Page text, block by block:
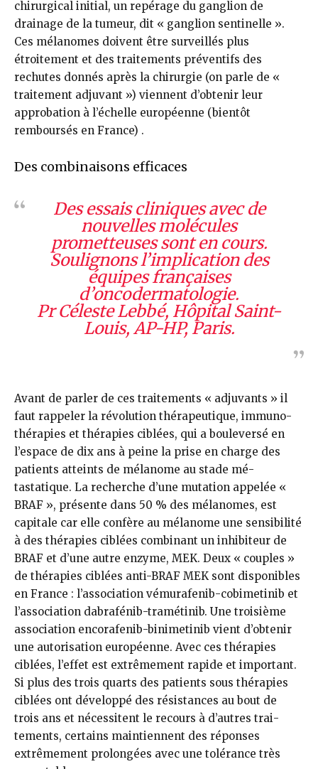
chirurgical initial, un repérage du ganglion de
drainage de la tumeur, dit « ganglion sentinelle ».
Ces méla­nomes doivent être surveillés plus
étroitement et des traitements pré­ventifs des
rechutes donnés après la chirurgie (on parle de «
traitement adjuvant ») viennent d’obtenir leur
approbation à l’échelle européenne (bientôt
remboursés en France) .
Des combinaisons efficaces
Des essais cliniques avec de
nouvelles molécules
prometteuses sont en cours.
Soulignons l’implication des
équipes françaises
d’oncodermatologie.
Pr Céleste Lebbé, Hôpital Saint-
Louis, AP-HP, Paris.
Avant de parler de ces traitements « adjuvants » il
faut rappeler la ré­volution thérapeutique, immuno­
thérapies et thérapies ciblées, qui a bouleversé en
l’espace de dix ans à peine la prise en charge des
patients atteints de mélanome au stade mé­
tastatique. La recherche d’une muta­tion appelée «
BRAF », présente dans 50 % des mélanomes, est
capitale car elle confère au mélanome une sensi­bilité
à des thérapies ciblées combi­nant un inhibiteur de
BRAF et d’une autre enzyme, MEK. Deux « couples »
de thérapies ciblées anti-BRAF MEK sont disponibles
en France : l’asso­ciation vémurafenib-cobimetinib et
l’association dabrafénib-tramétinib. Une troisième
association encorafe­nib-binimetinib vient d’obtenir
une autorisation européenne. Avec ces thérapies
ciblées, l’effet est extrê­mement rapide et important.
Si plus des trois quarts des patients sous thérapies
ciblées ont développé des résistances au bout de
trois ans et nécessitent le recours à d’autres trai­
tements, certains maintiennent des réponses
extrêmement prolongées avec une tolérance très